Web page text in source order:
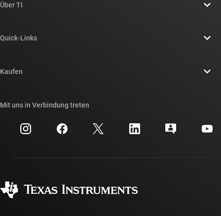
Über TI
Newsroom
Investorenbeziehungen
Fertigung
Quick-Links
Querverweis-Suche
Kundensupportzentrum
myTI-Konto FAQs
Kaufen
Häufig gestellte Fragen zu Bestellungen
Mit uns in Verbindung treten